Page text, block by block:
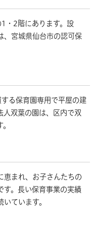
・2階にあります。設
、宮城県仙台市の認可保
る保育園専用で平屋の建
人双葉の園は、区内で双
恵まれ、お子さんたちの
す。長い保育事業の実績
ています。